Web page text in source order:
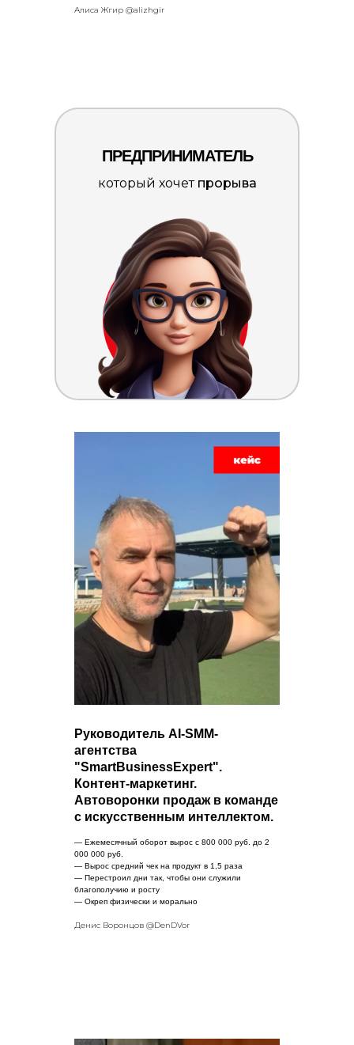
Алиса Жгир @alizhgir
ПРЕДПРИНИМАТЕЛЬ
который хочет прорыва
Руководитель AI-SMM-
агентства
"SmartBusinessExpert".
Контент-маркетинг.
Автоворонки продаж в команде
с искусственным интеллектом.
— Ежемесячный оборот вырос с 800 000 руб. до 2
000 000 руб.
— Вырос средний чек на продукт в 1,5 раза
— Перестроил дни так, чтобы они служили
благополучию и росту
— Окреп физически и морально
Денис Воронцов @DenDVor